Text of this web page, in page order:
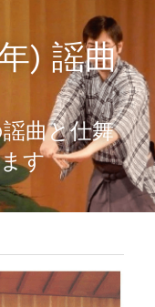
) 謡曲
曲と仕舞
す